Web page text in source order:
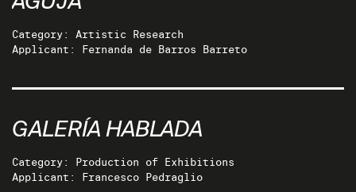
Category: Artistic Research
Applicant: Fernanda de Barros Barreto
GALERÍA HABLADA
Category: Production of Exhibitions
Applicant: Francesco Pedraglio